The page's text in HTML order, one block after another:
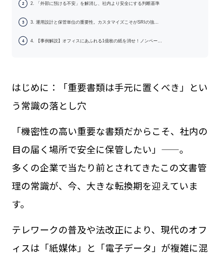
2 2. 「外部に預ける不安」を解消し、社内より安全にする判断基準
3 3. 運用設計と保管単位の重要性。カスタマイズこそがSRIの強…
4 4. 【事例解説】オフィスにあふれる1億枚の紙を消せ！ノンペー…
はじめに：「重要書類は手元に置くべき」とい
う常識の落とし穴
「機密性の高い重要な書類だからこそ、社内の
目の届く場所で安全に保管したい」——。
多くの企業で当たり前とされてきたこの文書管
理の常識が、今、大きな転換期を迎えていま
す。
テレワークの普及や法改正により、現代のオフ
ィスは「紙媒体」と「電子データ」が複雑に混